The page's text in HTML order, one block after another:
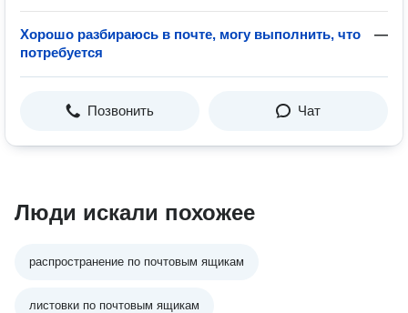
Хорошо разбираюсь в почте, могу выполнить, что
потребуется
—
Позвонить Чат
Люди искали похожее
распространение по почтовым ящикам
листовки по почтовым ящикам